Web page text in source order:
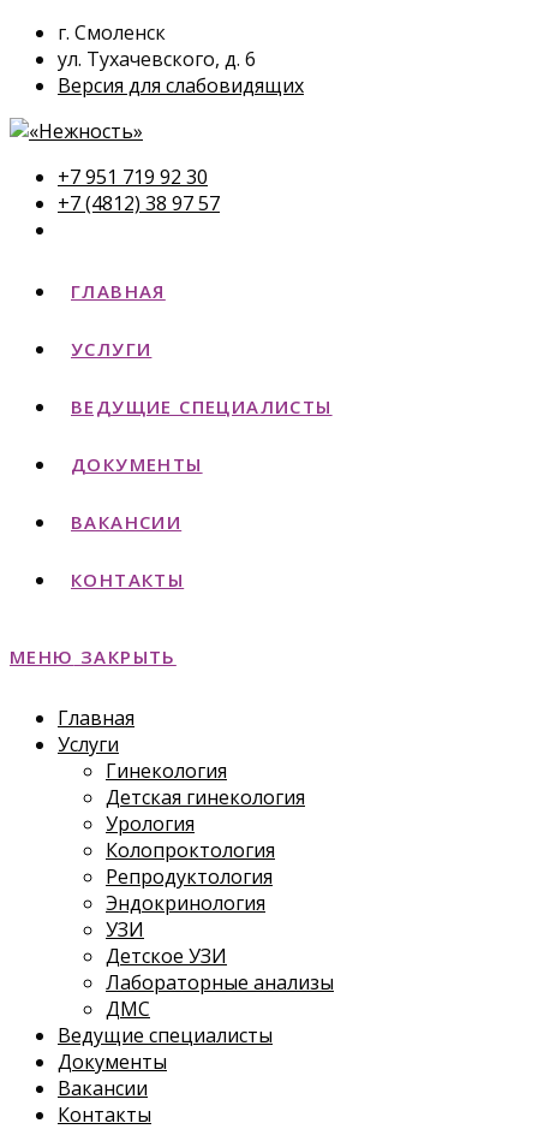
г. Смоленск
ул. Тухачевского, д. 6
Версия для слабовидящих
+7 951 719 92 30
+7 (4812) 38 97 57
ГЛАВНАЯ
УСЛУГИ
ВЕДУЩИЕ СПЕЦИАЛИСТЫ
ДОКУМЕНТЫ
ВАКАНСИИ
КОНТАКТЫ
МЕНЮ ЗАКРЫТЬ
Главная
Услуги
Гинекология
Детская гинекология
Урология
Колопроктология
Репродуктология
Эндокринология
УЗИ
Детское УЗИ
Лабораторные анализы
ДМС
Ведущие специалисты
Документы
Вакансии
Контакты